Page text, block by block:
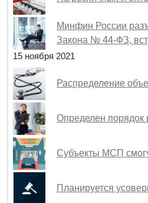
Минфин России
Закона № 44-ФЗ,
15 ноября 2021
Распределение
Определен порядок
Субъекты МСП
Планируется